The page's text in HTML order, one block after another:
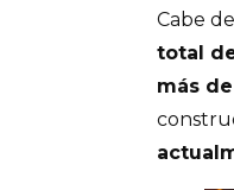
Cabe
total
más